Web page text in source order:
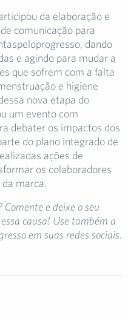
da elaboração e
comunicação para
dando
e agindo para mudar a
que sofrem com a falta
e higiene
nova etapa do
um evento com
debater os impactos dos
do plano integrado de
ações de
os colaboradores
marca.
Comente e deixe o seu
causa! Use também a
em suas redes sociais.